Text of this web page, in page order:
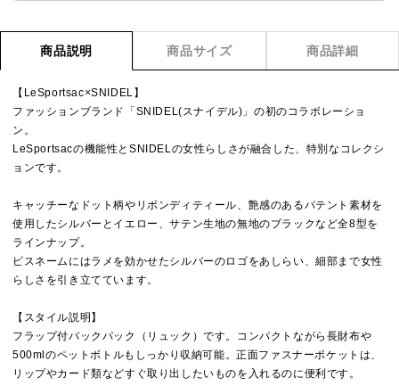
商品説明 商品サイズ 商品詳細
【LeSportsac×SNIDEL】
ファッションブランド「SNIDEL(スナイデル)」の初のコラボレーショ
ン。
LeSportsacの機能性とSNIDELの女性らしさが融合した、特別なコレクシ
ョンです。
キャッチーなドット柄やリボンディティール、艶感のあるパテント素材を
使用したシルバーとイエロー、サテン生地の無地のブラックなど全8型を
ラインナップ。
ピスネームにはラメを効かせたシルバーのロゴをあしらい、細部まで女性
らしさを引き立てています。
【スタイル説明】
フラップ付バックパック（リュック）です。コンパクトながら長財布や
500mlのペットボトルもしっかり収納可能。正面ファスナーポケットは、
リップやカード類などすぐ取り出したいものを入れるのに便利です。